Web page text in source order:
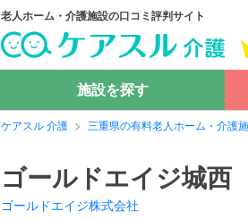
老人ホーム・介護施設の口コミ評判サイト
施設を探す
ケアスル 介護 三重県の有料老人ホーム・介護
ゴールドエイジ城西
ゴールドエイジ株式会社